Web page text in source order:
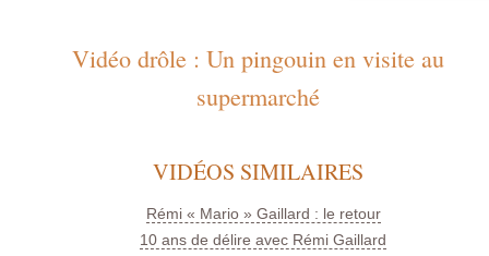
Vidéo drôle : Un pingouin en visite au
supermarché
VIDÉOS SIMILAIRES
Rémi « Mario » Gaillard : le retour
10 ans de délire avec Rémi Gaillard